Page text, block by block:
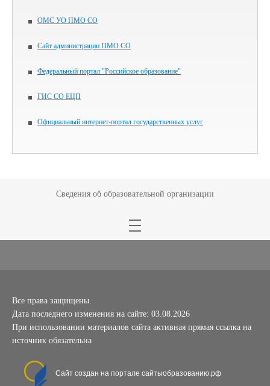
ОМС УО ПМО СО
Сайт администрации ПМО СО
Федеральный портал "Российское образование"
ГИС СО ЕЦП
Официальный интернет-портал государственных услуг
Сведения об образовательной организации
Все права защищены.
Дата последнего изменения на сайте: 03.08.2026
При использовании материалов сайта активная прямая ссылка на
источник обязательна
Сайт создан на портале сайтыобразованию.рф